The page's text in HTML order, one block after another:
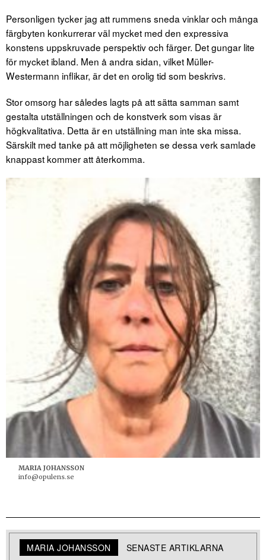
Personligen tycker jag att rummens sneda vinklar och många
färgbyten konkurrerar väl mycket med den expressiva
konstens uppskruvade perspektiv och färger. Det gungar lite
för mycket ibland. Men å andra sidan, vilket Müller-
Westermann inflikar, är det en orolig tid som beskrivs.
Stor omsorg har således lagts på att sätta samman samt
gestalta utställningen och de konstverk som visas är
högkvalitativa. Detta är en utställning man inte ska missa.
Särskilt med tanke på att möjligheten se dessa verk samlade
knappast kommer att återkomma.
MARIA JOHANSSON
info@opulens.se
MARIA JOHANSSON SENASTE ARTIKLARNA